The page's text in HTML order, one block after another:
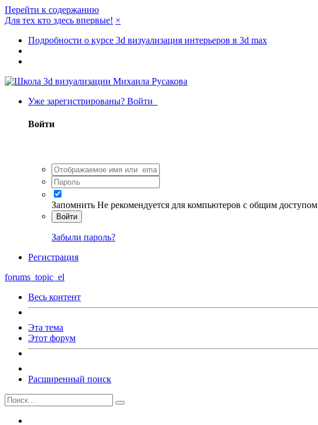
Перейти к содержанию
Для тех кто здесь впервые! ×
Подробности о курсе 3d визуализация интерьеров в 3d max
Уже зарегистрированы? Войти
Войти
Запомнить Не рекомендуется для компьютеров с общим доступом
Войти
Забыли пароль?
Регистрация
forums_topic_el
Весь контент
Эта тема
Этот форум
Расширенный поиск